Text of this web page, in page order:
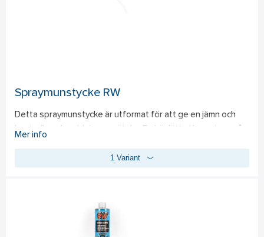
Spraymunstycke RW
Detta spraymunstycke är utformat för att ge en jämn och
kontrollerad spridning av vätska. Det är lätt att montera på
Mer info
1 Variant